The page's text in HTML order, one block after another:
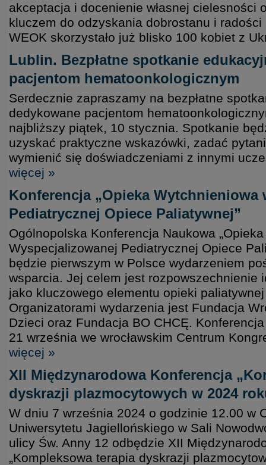
akceptacja i docenienie własnej cielesności
kluczem do odzyskania dobrostanu i
WEOK skorzystało już blisko 100 kobiet z
Lublin. Bezpłatne spotkanie
pacjentom hematoonkologicznym
Serdecznie zapraszamy na bezpłatne
dedykowane pacjentom
najbliższy piątek, 10 stycznia. Spotkanie
uzyskać praktyczne wskazówki, zadać
wymienić się doświadczeniami z innymi
więcej »
Konferencja „Opieka Wytchnieniowa
Pediatrycznej Opiece Paliatywnej”
Ogólnopolska Konferencja Naukowa
Wyspecjalizowanej Pediatrycznej Opiece
będzie pierwszym w Polsce wydarzeniem
wsparcia. Jej celem jest rozpowszechnienie
jako kluczowego elementu opieki
Organizatorami wydarzenia jest Fundacja
Dzieci oraz Fundacja BO CHCĘ.
21 września we wrocławskim Centrum
więcej »
XII Międzynarodowa Konferencja
dyskrazji plazmocytowych w 2024
W dniu 7 września 2024 o godzinie 12.00 w
Uniwersytetu Jagiellońskiego w Sali
ulicy Św. Anny 12 odbędzie XII
„Kompleksowa terapia dyskrazji